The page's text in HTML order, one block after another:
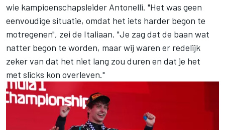
wie kampioenschapsleider Antonelli. "Het was geen
eenvoudige situatie, omdat het iets harder begon te
motregenen", zei de Italiaan. "Je zag dat de baan wat
natter begon te worden, maar wij waren er redelijk
zeker van dat het niet lang zou duren en dat je het
met slicks kon overleven."